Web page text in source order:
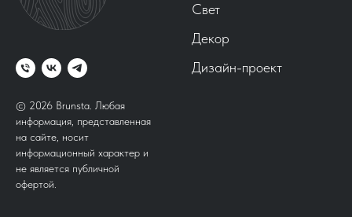
© 2026 Brunsta. Любая
информация, представленная
на сайте, носит
информационный характер и
не является публичной
офертой.
Свет
Декор
Дизайн-проект